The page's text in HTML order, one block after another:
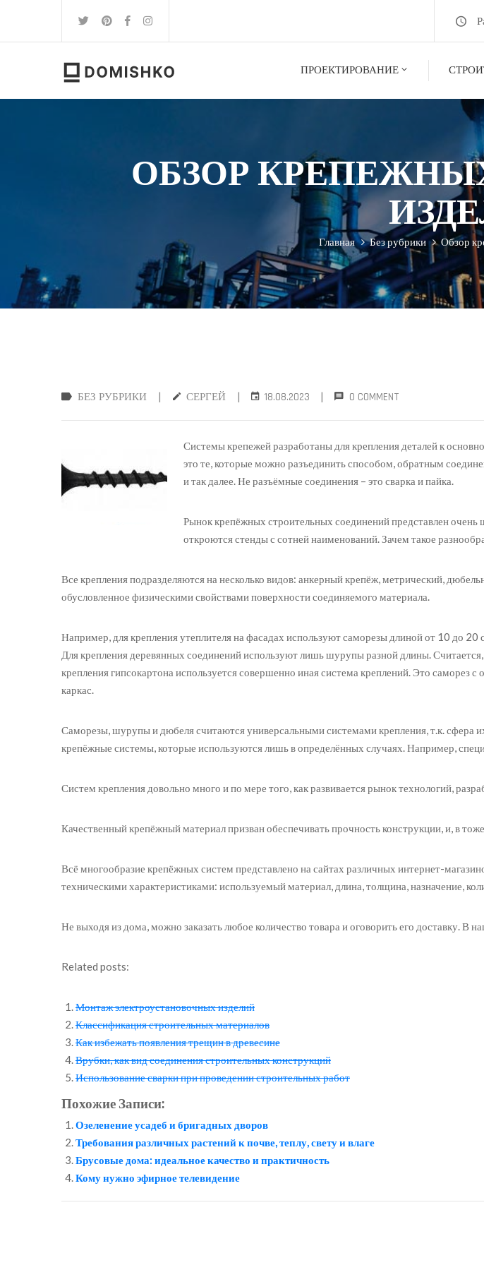
ПРОЕКТИРОВАНИЕ
ОБЗОР
Главная Без рубрики Обзор
БЕЗ РУБРИКИ | СЕРГЕЙ | 18.08.2023 | 0 COMMENT
Системы крепежей разработаны для крепления деталей к
это те, которые можно разъединить способом, обратным
и так далее. Не разъёмные соединения – это сварка и пайка.
Рынок крепёжных строительных соединений представлен очень
откроются стенды с сотней наименований. Зачем такое
Все крепления подразделяются на несколько видов: анкерный крепёж, метрический,
обусловленное физическими свойствами поверхности соединяемого материала.
Например, для крепления утеплителя на фасадах используют саморезы длиной от 10 до
Для крепления деревянных соединений используют лишь шурупы разной длины.
крепления гипсокартона используется совершенно иная система креплений. Это саморез
каркас.
Саморезы, шурупы и дюбеля считаются универсальными системами крепления, т.к.
крепёжные системы, которые используются лишь в определённых случаях. Например,
Систем крепления довольно много и по мере того, как развивается рынок технологий,
Качественный крепёжный материал призван обеспечивать прочность конструкции, и, в
Всё многообразие крепёжных систем представлено на сайтах различных интернет-
техническими характеристиками: используемый материал, длина, толщина, назначение,
Не выходя из дома, можно заказать любое количество товара и оговорить его доставку. В
Related posts:
Монтаж электроустановочных изделий
Классификация строительных материалов
Как избежать появления трещин в древесине
Врубки, как вид соединения строительных конструкций
Использование сварки при проведении строительных работ
Похожие Записи:
Озеленение усадеб и бригадных дворов
Требования различных растений к почве, теплу, свету и влаге
Брусовые дома: идеальное качество и практичность
Кому нужно эфирное телевидение